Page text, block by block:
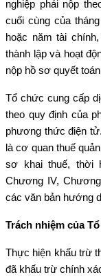
nghiệp phải nộp
cuối cùng của
hoặc năm tài
thành lập và hoạt
nộp hồ sơ quyết
Tổ chức cung cấp
theo quy định của
phương thức điện
là cơ quan thuế
sơ khai thuế, thời
Chương IV,
các văn bản hướng
Trách nhiệm của
Thực hiện khấu trừ
đã khấu trừ chính